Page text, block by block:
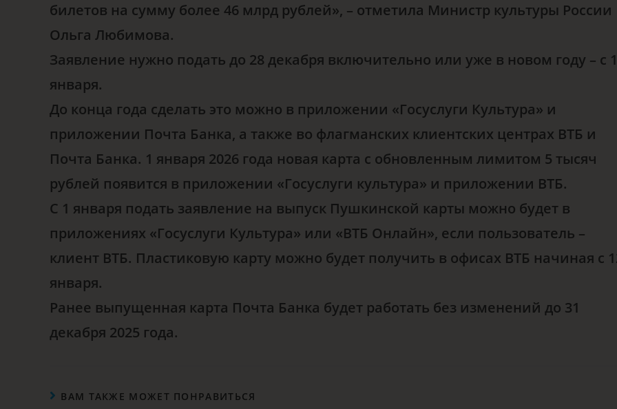
билетов на сумму более 46 млрд рублей», – отметила Министр культуры России
Ольга Любимова.
Заявление нужно подать до 28 декабря включительно или уже в новом году – с 1
января.
До конца года сделать это можно в приложении «Госуслуги Культура» и
приложении Почта Банка, а также во флагманских клиентских центрах ВТБ и
Почта Банка. 1 января 2026 года новая карта с обновленным лимитом 5 тысяч
рублей появится в приложении «Госуслуги культура» и приложении ВТБ.
С 1 января подать заявление на выпуск Пушкинской карты можно будет в
приложениях «Госуслуги Культура» или «ВТБ Онлайн», если пользователь –
клиент ВТБ. Пластиковую карту можно будет получить в офисах ВТБ начиная с
января.
Ранее выпущенная карта Почта Банка будет работать без изменений до 31
декабря 2025 года.
ВАМ ТАКЖЕ МОЖЕТ ПОНРАВИТЬСЯ